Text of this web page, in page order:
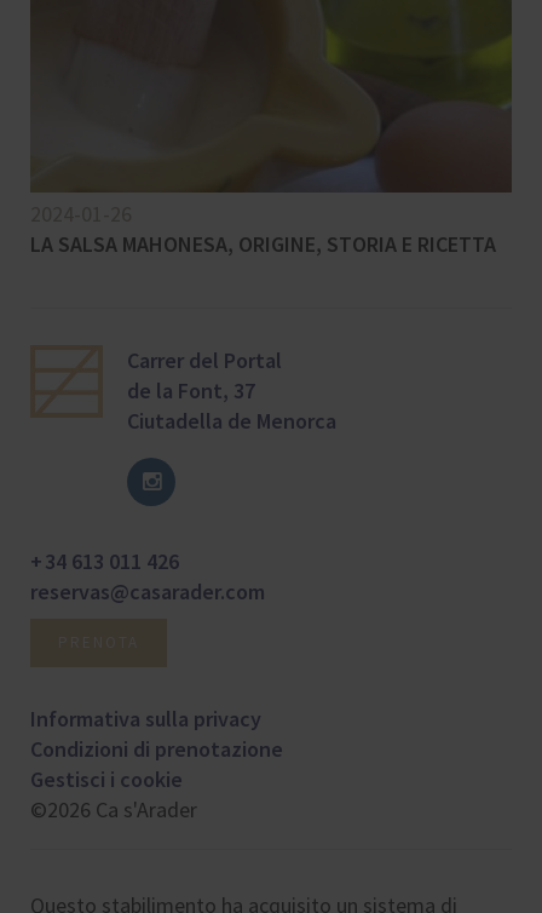
LA SALSA MAHONESA, ORIGINE, STORIA E RICETTA
Carrer del Portal
de la Font, 37
Ciutadella de Menorca
+ 34 613 011 426
reservas@casarader.com
Informativa sulla privacy
Condizioni di prenotazione
Gestisci i cookie
©2026 Ca s'Arader
Questo stabilimento ha acquisito un sistema di